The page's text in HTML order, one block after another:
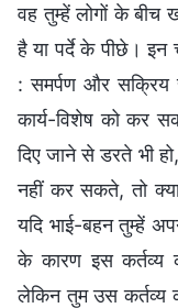
वह तुम्हें लोगों के बीच
है या पर्दे के पीछे। इन
: समर्पण और सक्रिय
कार्य-विशेष को कर
दिए जाने से डरते भी
नहीं कर सकते, तो
यदि भाई-बहन तुम्हें
के कारण इस कर्तव्य
लेकिन तुम उस कर्तव्य